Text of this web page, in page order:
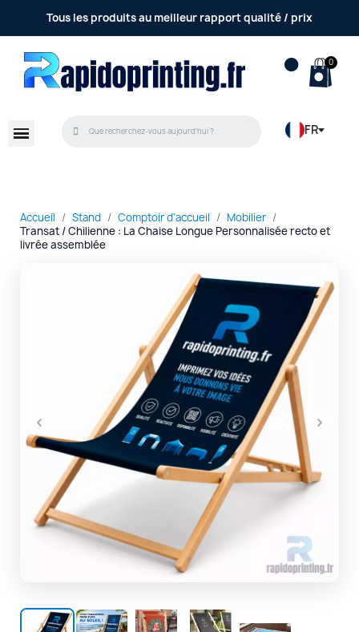
Tous les produits au meilleur rapport qualité / prix
FR
Accueil Stand Comptoir d'accueil
Mobilier
Transat / Chilienne : La Chaise Longue Personnalisée recto et
livrée assemblée